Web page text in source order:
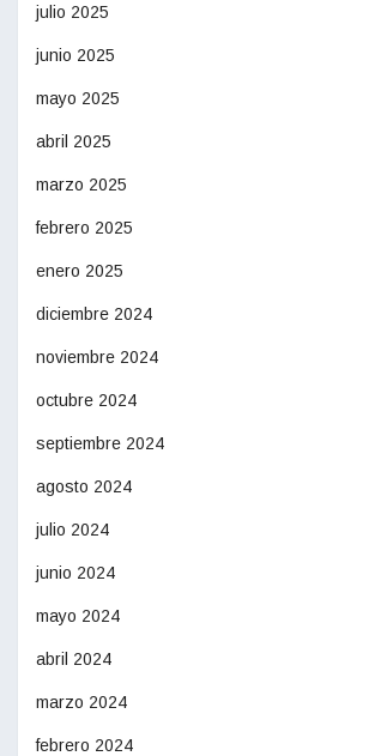
julio 2025
junio 2025
mayo 2025
abril 2025
marzo 2025
febrero 2025
enero 2025
diciembre 2024
noviembre 2024
octubre 2024
septiembre 2024
agosto 2024
julio 2024
junio 2024
mayo 2024
abril 2024
marzo 2024
febrero 2024